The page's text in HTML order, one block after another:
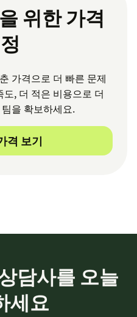
위한 가격
가격으로 더 빠른 문제
, 더 적은 비용으로 더
을 확보하세요.
격 보기
담사를 오늘
세요